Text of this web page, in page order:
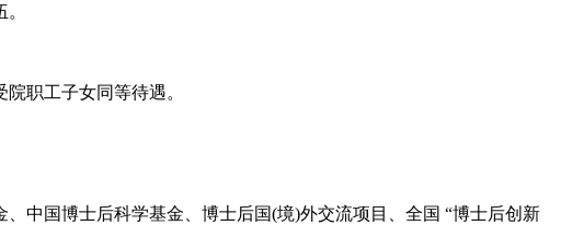
职工子女同等待遇。
中国博士后科学基金、博士后国(境)外交流项目、全国 “博士后创新